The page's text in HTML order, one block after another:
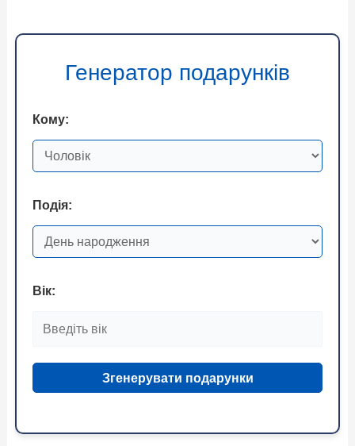
Генератор подарунків
Кому:
Подія:
Вік:
Згенерувати подарунки